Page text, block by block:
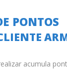
PONTOS
acumula